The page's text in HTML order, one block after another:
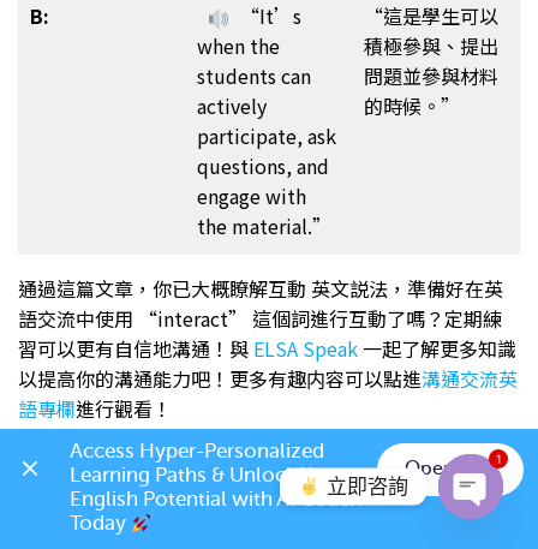
B:
“It’s
when the
students can
actively
participate, ask
questions, and
engage with
the material.”
“這是學生可以
積極參與、提出
問題並參與材料
的時候。”
通過這篇文章，你已大概瞭解互動 英文説法，準備好在英
語交流中使用 “interact” 這個詞進行互動了嗎？定期練
習可以更有自信地溝通！與 ELSA Speak 一起了解更多知識
以提高你的溝通能力吧！更多有趣内容可以點進溝通交流英
語專欄進行觀看！
立即咨詢
1
Access Hyper-Personalized
Learning Paths & Unlock Your
English Potential with AI Coach
Today
Open App